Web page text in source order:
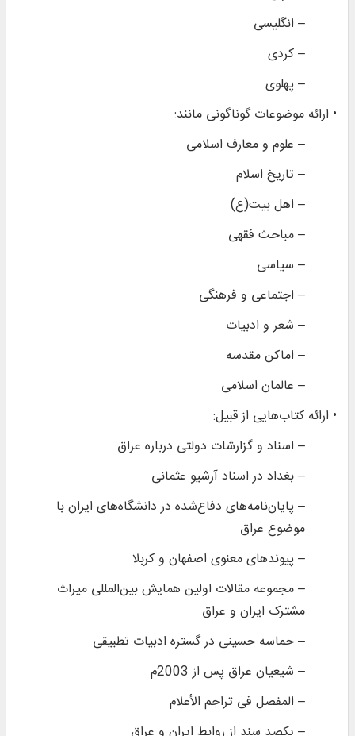
– انگلیسی
– کردی
– پهلوی
• ارائه موضوعات گوناگونی مانند:
– علوم و معارف اسلامی
– تاریخ اسلام
– اهل بیت(ع)
– مباحث فقهی
– سیاسی
– اجتماعی و فرهنگی
– شعر و ادبیات
– اماکن مقدسه
– عالمان اسلامی
• ارائه كتاب‌هایی از قبیل:
– اسناد و گزارشات دولتی درباره عراق
– بغداد در اسناد آرشیو عثمانی
– پایان‌نامه‌های دفاع‌شده در دانشگاه‌های ایران با
موضوع عراق
– پیوندهای معنوی اصفهان و کربلا
– مجموعه مقالات اولین همایش بین‌المللی میراث
مشترک ایران و عراق
– حماسه حسینی در گستره ادبیات تطبیقی
– شیعیان عراق پس از 2003م
– المفصل فی تراجم الأعلام